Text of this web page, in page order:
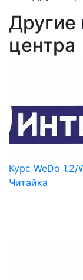
центра
Курс WeDo
Читайка